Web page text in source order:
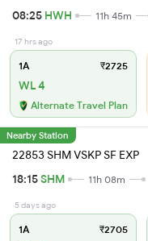
08:25 HWH 11h 45m
17 hrs ago
1A ₹2725
WL 4
Alternate Travel Plan
Nearby Station
22853 SHM VSKP SF EXP
18:15SHM 11h 08m
5 days ago
1A ₹2705